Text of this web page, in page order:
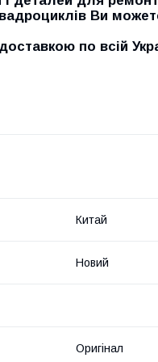
Ви
по всій
Китай
Новий
Оригінал